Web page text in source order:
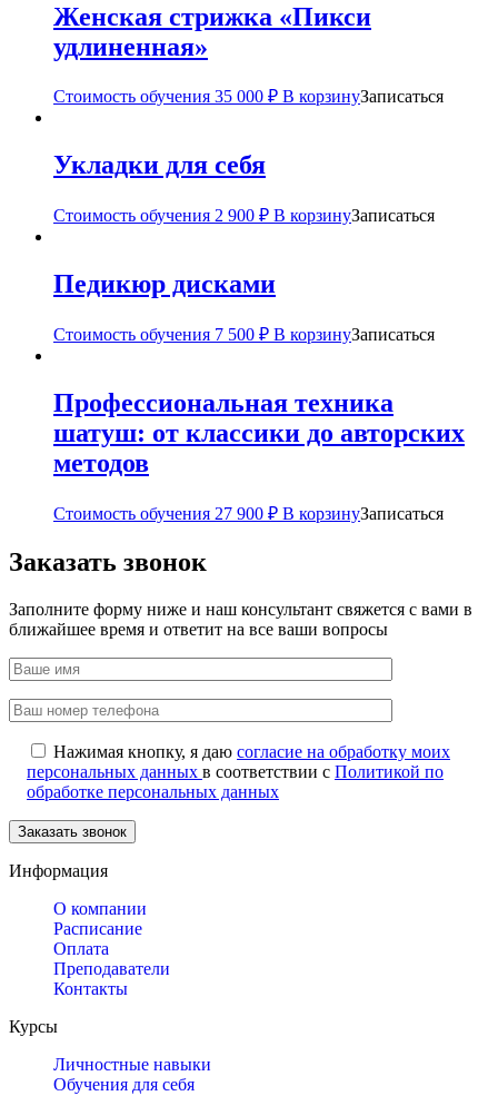
Женская стрижка «Пикси
удлиненная»
Стоимость обучения 35 000 ₽ В корзинуЗаписаться
Укладки для себя
Стоимость обучения 2 900 ₽ В корзинуЗаписаться
Педикюр дисками
Стоимость обучения 7 500 ₽ В корзинуЗаписаться
Профессиональная техника
шатуш: от классики до авторских
методов
Стоимость обучения 27 900 ₽ В корзинуЗаписаться
Заказать звонок
Заполните форму ниже и наш консультант свяжется с вами в
ближайшее время и ответит на все ваши вопросы
Нажимая кнопку, я даю согласие на обработку моих
персональных данных в соответствии с Политикой по
обработке персональных данных
Информация
О компании
Расписание
Оплата
Преподаватели
Контакты
Курсы
Личностные навыки
Обучения для себя